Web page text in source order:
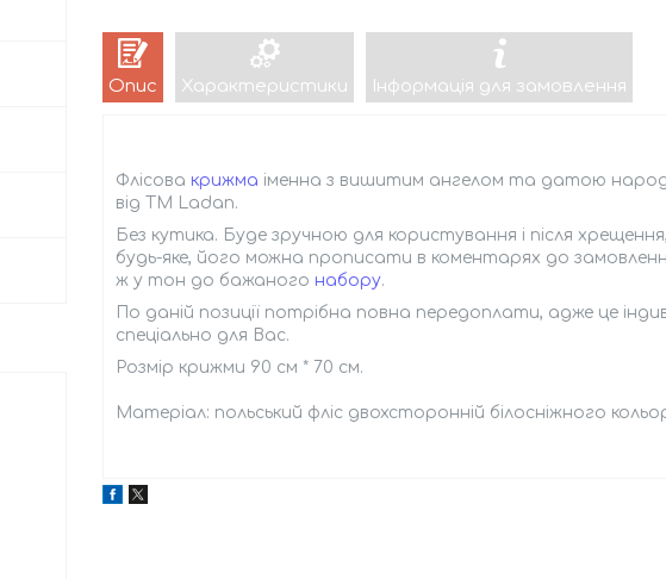
Опис Характеристики Інформація для замовлення
Флісова крижма іменна з вишитим ангелом та датою
від ТМ Ladan.
Без кутика. Буде зручною для користування і після
будь-яке, його можна прописати в коментарях до
ж у тон до бажаного набору.
По даній позиції потрібна повна передоплати, адже це
спеціально для Вас.
Розмір крижми 90 см * 70 см.
Матеріал: польський фліс двохсторонній білосніжного